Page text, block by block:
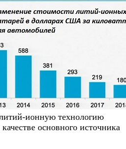
ионную технологию
основного источника